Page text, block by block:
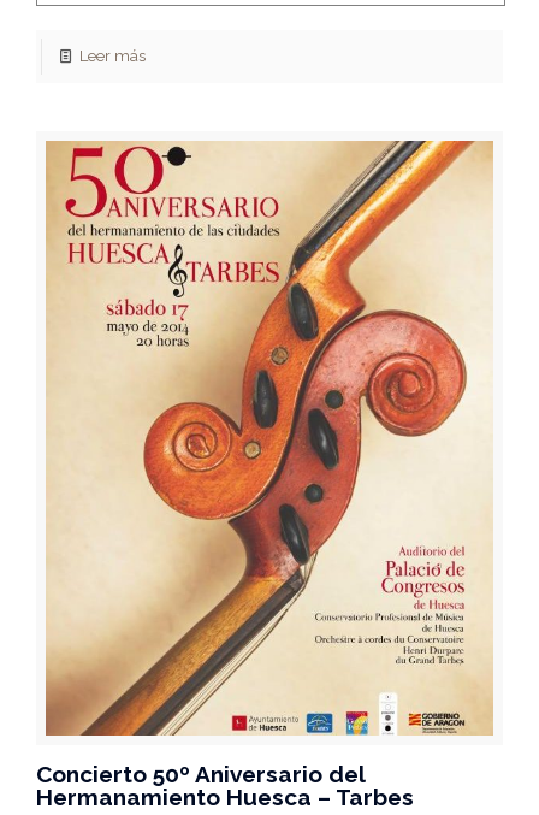
Leer más
Concierto 50º Aniversario del
Hermanamiento Huesca – Tarbes